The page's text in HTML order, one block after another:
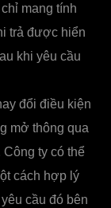
mang tính
trả được hiển
khi yêu cầu
đổi điều kiện
mở thông qua
ty có thể
cách hợp lý
cầu đó bên